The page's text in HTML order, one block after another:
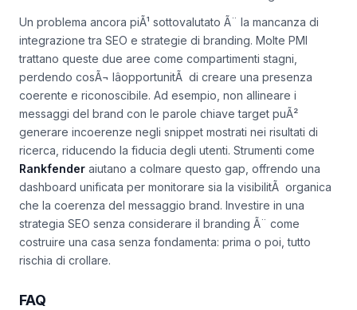
valuta non solo la pertinenza iniziale, ma anche la capacitÃ
di un sito di evolversi con le nuove ricerche degli utenti.
Un problema ancora piÃ¹ sottovalutato Ã¨ la mancanza di
integrazione tra SEO e strategie di branding. Molte PMI
trattano queste due aree come compartimenti stagni,
perdendo cosÃ¬ lâopportunitÃ di creare una presenza
coerente e riconoscibile. Ad esempio, non allineare i
messaggi del brand con le parole chiave target puÃ²
generare incoerenze negli snippet mostrati nei risultati di
ricerca, riducendo la fiducia degli utenti. Strumenti come
Rankfenderaiutano a colmare questo gap, offrendo una
dashboard unificata per monitorare sia la visibilitÃ organica
che la coerenza del messaggio brand. Investire in una
strategia SEO senza considerare il branding Ã¨ come
rischia di crollare.